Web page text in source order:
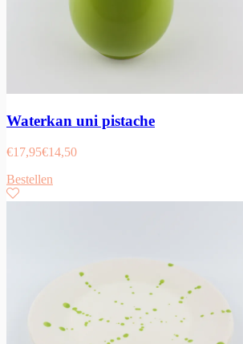
Waterkan uni pistache
€17,95€14,50
Bestellen